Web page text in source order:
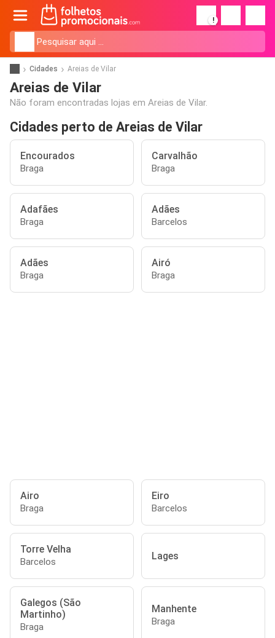
!
Cidades Areias de Vilar
Areias de Vilar
Não foram encontradas lojas em Areias de Vilar.
Cidades perto de Areias de Vilar
Encourados
Braga
Carvalhão
Braga
Adafães
Braga
Adães
Barcelos
Adães
Braga
Airó
Braga
Airo
Braga
Eiro
Barcelos
Torre Velha
Barcelos Lages
Galegos (São
Martinho)
Braga
Manhente
Braga